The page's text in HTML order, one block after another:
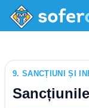
9. SANCȚIUNI ȘI